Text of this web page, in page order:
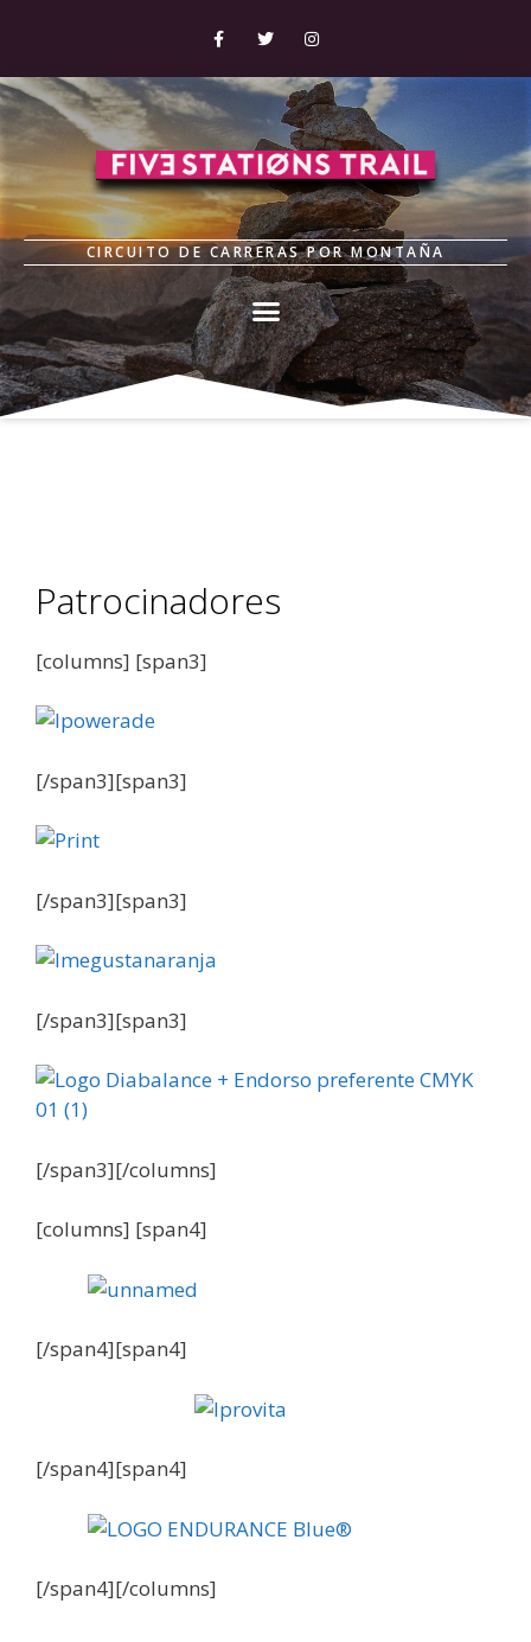
CIRCUITO DE CARRERAS POR MONTAÑA
Patrocinadores
[columns] [span3]
[/span3][span3]
[/span3][span3]
[/span3][span3]
[/span3][/columns]
[columns] [span4]
[/span4][span4]
[/span4][span4]
[/span4][/columns]